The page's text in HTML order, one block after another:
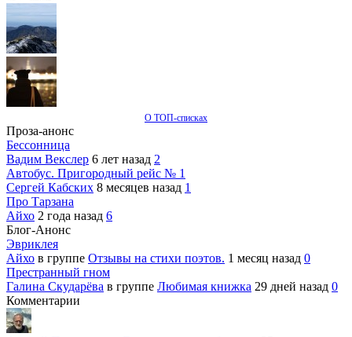
О ТОП-списках
Проза-анонс
Бессонница
Вадим Векслер 6 лет назад 2
Автобус. Пригородный рейс № 1
Сергей Кабских 8 месяцев назад 1
Про Тарзана
Айхо 2 года назад 6
Блог-Анонс
Эвриклея
Айхо в группе Отзывы на стихи поэтов. 1 месяц назад 0
Престранный гном
Галина Скударёва в группе Любимая книжка 29 дней назад 0
Комментарии